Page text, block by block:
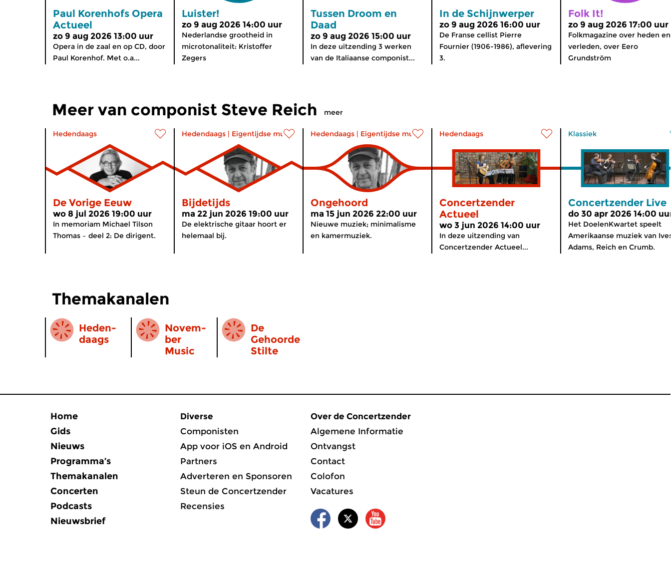
Paul Korenhofs Opera
Actueel
zo 9 aug 2026 13:00 uur
Opera in de zaal en op CD, door
Paul Korenhof. Met o.a...
Luister!
zo 9 aug 2026 14:00 uur
Nederlandse grootheid in
microtonaliteit: Kristoffer
Zegers
Tussen Droom en
Daad
zo 9 aug 2026 15:00 uur
In deze uitzending 3 werken
van de Italiaanse componist...
In de Schijnwerper
zo 9 aug 2026 16:00 uur
De Franse cellist Pierre
Fournier (1906-1986), aflevering
3.
Folk It!
zo 9 aug 2026 17:00 uur
Folkmagazine over heden en
verleden, over Eero
Grundström
Meer van componist Steve Reich meer
Hedendaags
De Vorige Eeuw
wo 8 jul 2026 19:00 uur
In memoriam Michael Tilson
Thomas – deel 2: De dirigent.
Hedendaags | Eigentijdse muziek
Bijdetijds
ma 22 jun 2026 19:00 uur
De elektrische gitaar hoort er
helemaal bij.
Hedendaags | Eigentijdse muziek
Ongehoord
ma 15 jun 2026 22:00 uur
Nieuwe muziek; minimalisme
en kamermuziek.
Hedendaags
Concertzender
Actueel
wo 3 jun 2026 14:00 uur
In deze uitzending van
Concertzender Actueel...
Klassiek
Concertzender Live
do 30 apr 2026 14:00
Het DoelenKwartet speelt
Amerikaanse muziek van
Adams, Reich en Crumb.
Themakanalen
Heden-
daags
Novem­
ber
Music
De
Gehoorde
Stilte
Home
Gids
Nieuws
Programma’s
Themakanalen
Concerten
Podcasts
Nieuwsbrief
Diverse
Componisten
App voor iOS en Android
Partners
Adverteren en Sponsoren
Steun de Concertzender
Recensies
Over de Concertzender
Algemene Informatie
Ontvangst
Contact
Colofon
Vacatures